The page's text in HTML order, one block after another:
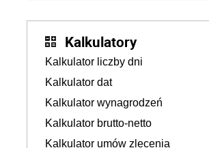
Kalkulatory
Kalkulator liczby dni
Kalkulator dat
Kalkulator wynagrodzeń
Kalkulator brutto-netto
Kalkulator umów zlecenia